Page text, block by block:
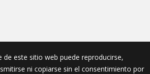
de este sitio web puede reproducirse,
ni copiarse sin el consentimiento por